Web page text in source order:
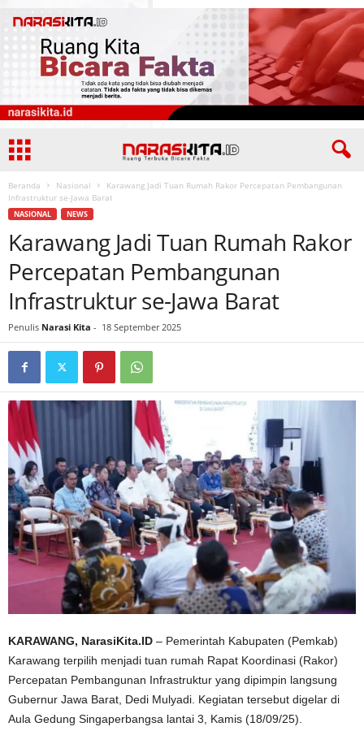
Beranda Nasional
Karawang Jadi Tuan Rumah Rakor Percepatan Pembangunan
Infrastruktur se-Jawa Barat
NASIONAL NEWS
Karawang Jadi Tuan Rumah Rakor
Percepatan Pembangunan
Infrastruktur se-Jawa Barat
Penulis Narasi Kita - 18 September 2025
KARAWANG, NarasiKita.ID – Pemerintah Kabupaten (Pemkab)
Karawang terpilih menjadi tuan rumah Rapat Koordinasi (Rakor)
Percepatan Pembangunan Infrastruktur yang dipimpin langsung
Gubernur Jawa Barat, Dedi Mulyadi. Kegiatan tersebut digelar di
Aula Gedung Singaperbangsa lantai 3, Kamis (18/09/25).